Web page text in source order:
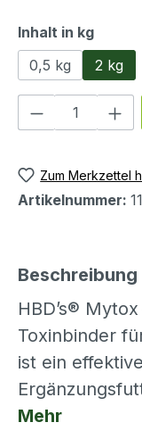
Inhalt in kg
0,5 kg
2 kg
Produkt
Zum Merkzettel
Artikelnummer:
Beschreibung
HBD’s®
Toxinbinder
ist ein
Mehr